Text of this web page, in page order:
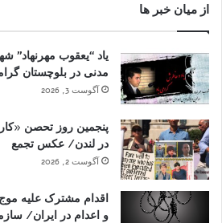
از میان خبر ها
یاد “یعقوب مهرنهاد”
مدنی در بلوچستان
آگوست 3, 2026
پنجمین روز تحصن
در لندن/ عکس تجمع
آگوست 2, 2026
اقدام مشترک علیه
و اعدام در ایران/